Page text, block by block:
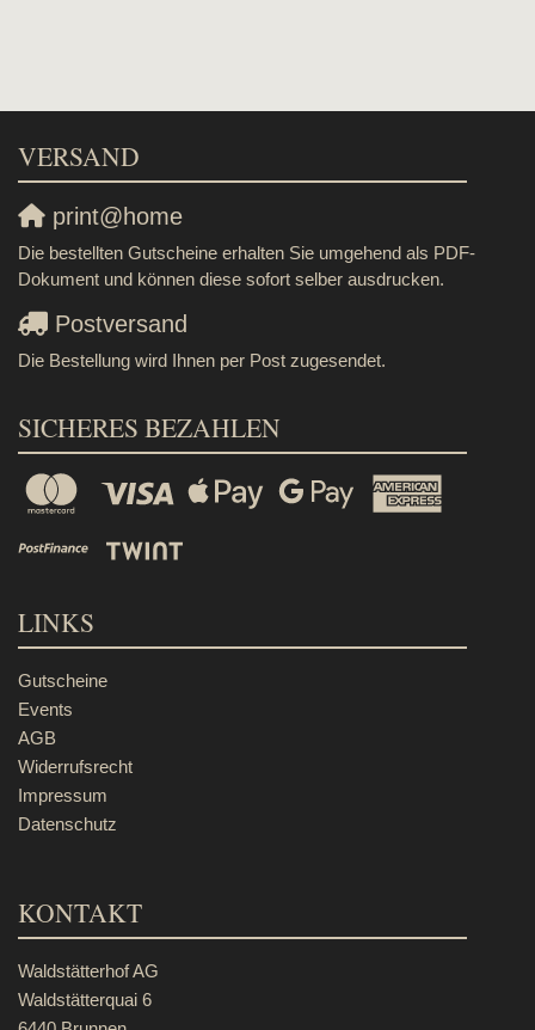
VERSAND
print@home
Die bestellten Gutscheine erhalten Sie umgehend als PDF-
Dokument und können diese sofort selber ausdrucken.
Postversand
Die Bestellung wird Ihnen per Post zugesendet.
SICHERES BEZAHLEN
LINKS
Gutscheine
Events
AGB
Widerrufsrecht
Impressum
Datenschutz
KONTAKT
Waldstätterhof AG
Waldstätterquai 6